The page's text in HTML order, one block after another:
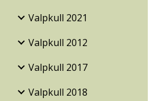
Valpkull 2021
Valpkull 2012
Valpkull 2017
Valpkull 2018